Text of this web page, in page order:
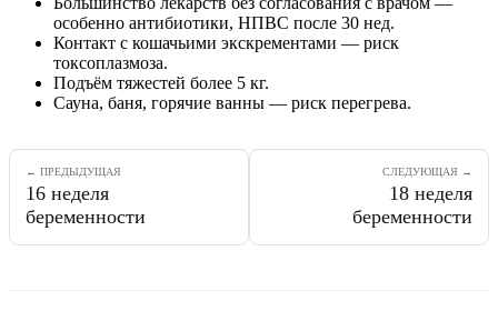
особенно антибиотики, НПВС после 30 нед.
Контакт с кошачьими экскрементами — риск
токсоплазмоза.
Подъём тяжестей более 5 кг.
Сауна, баня, горячие ванны — риск перегрева.
← ПРЕДЫДУЩАЯ
16 неделя
беременности
СЛЕДУЮЩАЯ →
18 неделя
беременности